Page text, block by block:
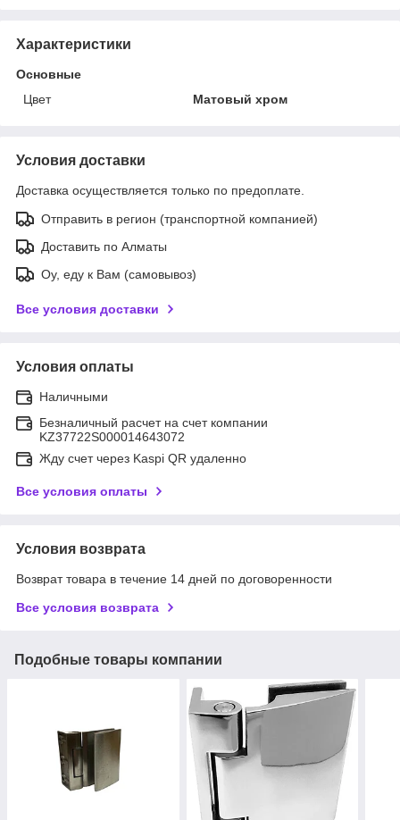
Характеристики
Основные
Цвет
Матовый хром
Условия доставки
Доставка осуществляется только по предоплате.
Отправить в регион (транспортной компанией)
Доставить по Алматы
Оу, еду к Вам (самовывоз)
Все условия доставки
Условия оплаты
Наличными
Безналичный расчет на счет компании
KZ37722S000014643072
Жду счет через Kaspi QR удаленно
Все условия оплаты
Условия возврата
Возврат товара в течение 14 дней по договоренности
Все условия возврата
Подобные товары компании